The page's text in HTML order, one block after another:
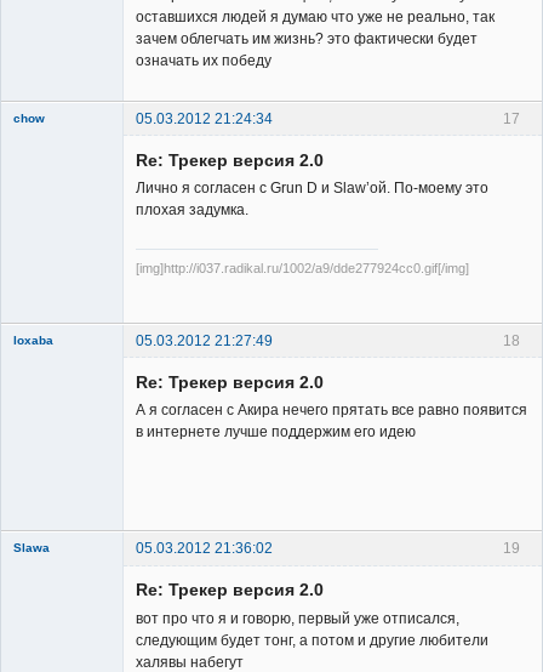
оставшихся людей я думаю что уже не реально, так
зачем облегчать им жизнь? это фактически будет
означать их победу
17
chow 05.03.2012 21:24:34
Re: Трекер версия 2.0
Лично я согласен с Grun D и Slaw’ой. По-моему это
плохая задумка.
[img]http://i037.radikal.ru/1002/a9/dde277924cc0.gif[/img]
18
loxaba
05.03.2012 21:27:49
Re: Трекер версия 2.0
А я согласен с Акира нечего прятать все равно появится
в интернете лучше поддержим его идею
19
Slawa
05.03.2012 21:36:02
Re: Трекер версия 2.0
вот про что я и говорю, первый уже отписался,
следующим будет тонг, а потом и другие любители
халявы набегут